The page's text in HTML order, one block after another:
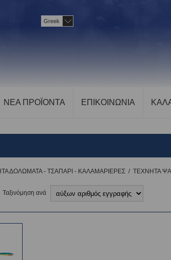
Greek
ΝΕΑ ΠΡΟΪΟΝΤΑ ΕΠΙΚΟΙΝΩΝΙΑ
ΔΟΛΩΜΑΤΑ - ΤΣΑΠΑΡΙ - ΚΑΛΑΜΑΡΙΕΡΕΣ / ΤΕΧΝΗΤΑ
Ταξινόμηση ανά